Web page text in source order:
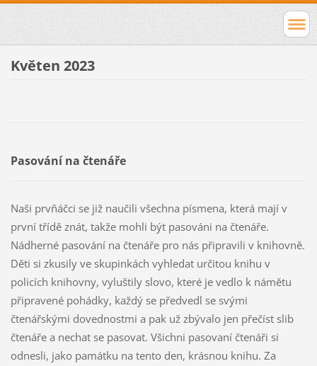
Květen 2023
Pasování na čtenáře
Naši prvňáčci se již naučili všechna písmena, která mají v
první třídě znát, takže mohli být pasováni na čtenáře.
Nádherné pasování na čtenáře pro nás připravili v knihovně.
Děti si zkusily ve skupinkách vyhledat určitou knihu v
policích knihovny, vyluštily slovo, které je vedlo k námětu
připravené pohádky, každý se předvedl se svými
čtenářskými dovednostmi a pak už zbývalo jen přečíst slib
čtenáře a nechat se pasovat. Všichni pasovaní čtenáři si
odnesli, jako památku na tento den, krásnou knihu. Za